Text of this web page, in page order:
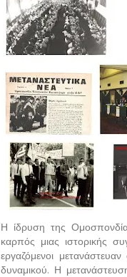
Η ίδρυση της
καρπός μιας ιστορικής
εργαζόμενοι
δυναμικού. Η